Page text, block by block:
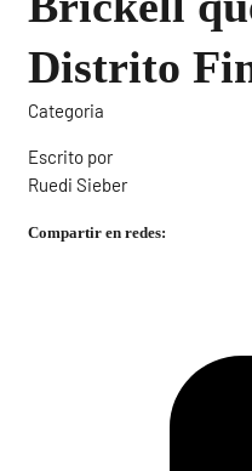
Distrito
Categoria
Escrito por
Ruedi Sieber
Compartir en redes: